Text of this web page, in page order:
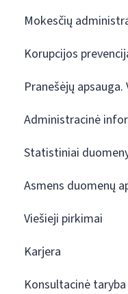
Mokesčių
Korupcijos
Pranešėjų apsauga.
Administracinė
Statistiniai
Asmens duomenų
Viešieji pirkimai
Karjera
Konsultacinė taryba